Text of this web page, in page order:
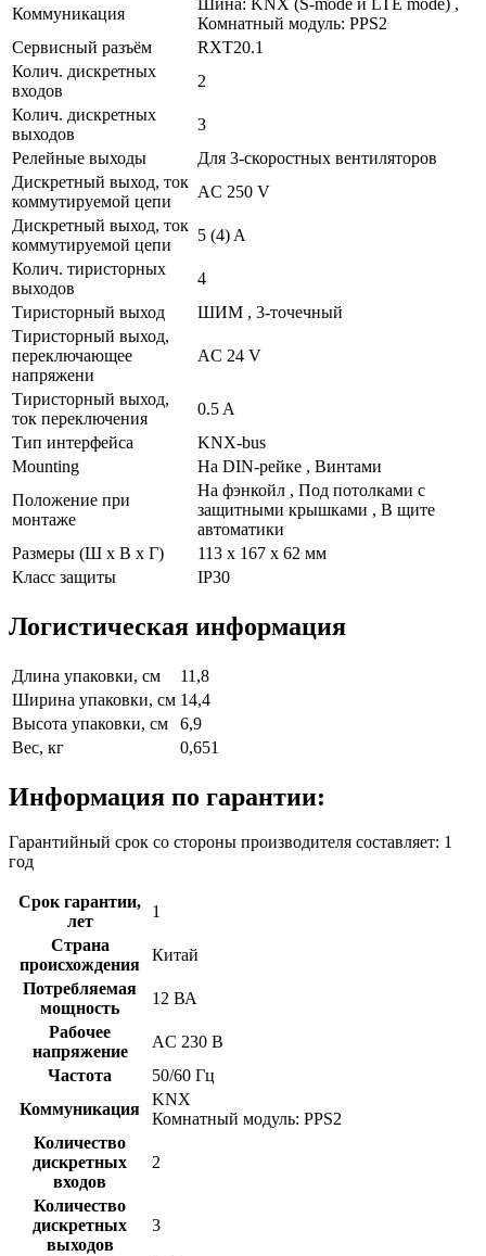
Коммуникация
Комнатный модуль: PPS2
Сервисный разъём
RXT20.1
Колич. дискретных
входов
2
Колич. дискретных
выходов
3
Релейные выходы
Для 3-скоростных вентиляторов
Дискретный выход, ток
коммутируемой цепи
AC 250 V
Дискретный выход, ток
коммутируемой цепи
5 (4) A
Колич. тиристорных
выходов
4
Тиристорный выход
ШИМ , 3-точечный
Тиристорный выход,
переключающее
напряжени
AC 24 V
Тиристорный выход,
ток переключения
0.5 A
Тип интерфейса
KNX-bus
Mounting
На DIN-рейке , Винтами
Положение при
монтаже
На фэнкойл , Под потолками с
защитными крышками , В щите
автоматики
Размеры (Ш х В х Г)
113 x 167 x 62 мм
Класс защиты
IP30
Логистическая информация
Длина упаковки, см
11,8
Ширина упаковки, см 14,4
Высота упаковки, см
6,9
Вес, кг
0,651
Информация по гарантии:
Гарантийный срок со стороны производителя составляет: 1
год
Срок гарантии,
лет
1
Страна
происхождения
Китай
Потребляемая
мощность
12 ВА
Рабочее
напряжение
AC 230 В
Частота
50/60 Гц
Коммуникация
KNX
Комнатный модуль: PPS2
Количество
дискретных
входов
2
Количество
дискретных
выходов
3